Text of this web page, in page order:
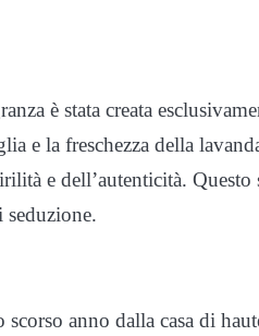
è stata creata
e la freschezza della
e dell’autenticità. Questo
seduzione.
anno dalla casa di